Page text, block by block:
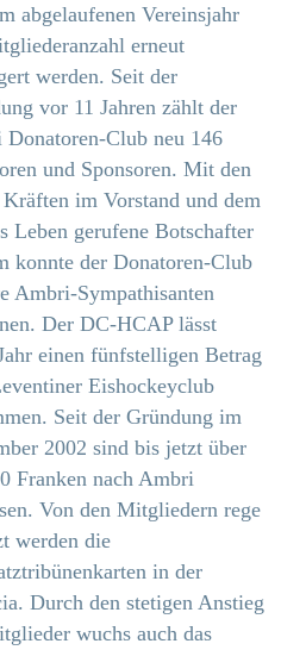
abgelaufenen Vereinsjahr
erneut
werden. Seit der
vor 11 Jahren zählt der
Club neu 146
und Sponsoren. Mit den
Kräften im Vorstand und dem
Leben gerufene Botschafter
konnte der Donatoren-Club
Ambri-Sympathisanten
Der DC-HCAP lässt
einen fünfstelligen Betrag
Eishockeyclub
Seit der Gründung im
2002 sind bis jetzt über
Franken nach Ambri
Von den Mitgliedern rege
werden die
in der
Durch den stetigen Anstieg
wuchs auch das